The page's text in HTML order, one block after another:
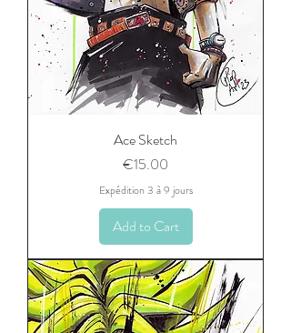
Ace Sketch
Price
€15.00
Expédition 3 à 9 jours
Add to Cart